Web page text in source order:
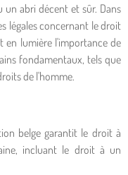
abri décent et sûr. Dans
légales concernant le droit
en lumière l'importance de
fondamentaux, tels que
de l'homme.
belge garantit le droit à
incluant le droit à un